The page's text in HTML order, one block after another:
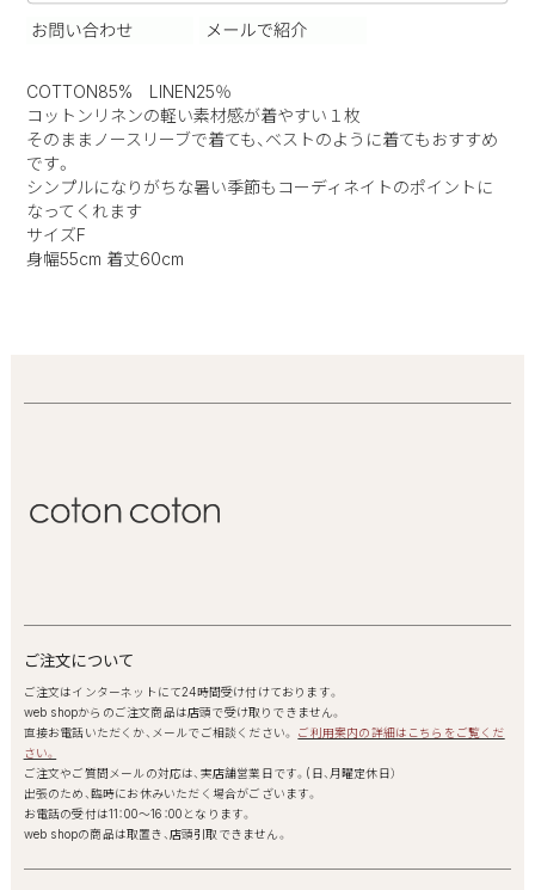
COTTON85% LINEN25％
コットンリネンの軽い素材感が着やすい１枚
そのままノースリーブで着ても、ベストのように着てもおすすめ
です。
シンプルになりがちな暑い季節もコーディネイトのポイントに
なってくれます
サイズF
身幅55cm 着丈60cm
ご注文について
ご注文はインターネットにて24時間受け付けております。
web shopからのご注文商品は店頭で受け取りできません。
直接お電話いただくか、メールでご相談ください。 ご利用案内の詳細はこちらをご覧くだ
さい。
ご注文やご質問メールの対応は、実店舗営業日です。(日、月曜定休日）
出張のため、臨時にお休みいただく場合がございます。
お電話の受付は11：00～16：00となります。
web shopの商品は取置き、店頭引取できません。